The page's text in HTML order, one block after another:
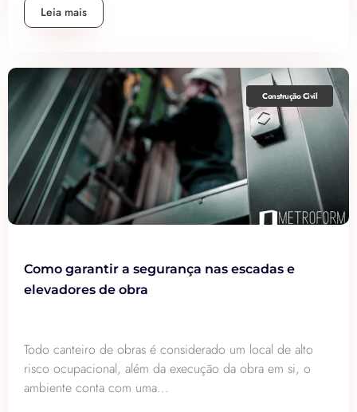
Leia mais
Construção Civil
Como garantir a segurança nas escadas e
elevadores de obra
Todo canteiro de obras é considerado um local de alto
risco ocupacional, além da execução da obra em si, o
ambiente conta com uma...